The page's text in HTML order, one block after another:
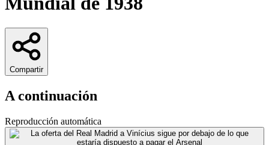
Compartir
A continuación
Reproducción automática